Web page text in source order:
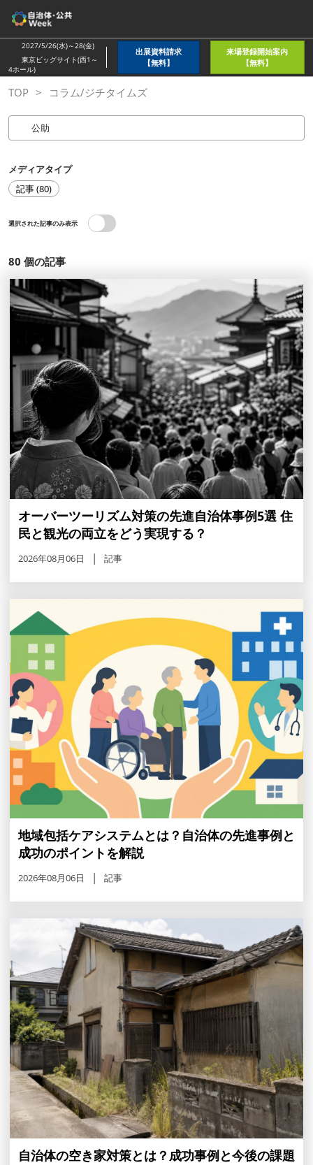
ス
キ
ッ
し
て
進
2027/5/26(水)～28(金)
東京ビッグサイト(西1～
4ホール)
出展資料請求
【無料】
来場登録開始案内
【無料】
TOP コラム/ジチタイムズ
メディアタイプ
記事 (80)
選択された記事のみ表示
80 個の記事
オーバーツーリズム対策の先進自治体事例5選 住
民と観光の両立をどう実現する？
2026年08月06日 記事
地域包括ケアシステムとは？自治体の先進事例と
成功のポイントを解説
2026年08月06日 記事
自治体の空き家対策とは？成功事例と今後の課題